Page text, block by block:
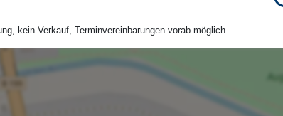
kein Verkauf, Terminvereinbarungen vorab möglich.